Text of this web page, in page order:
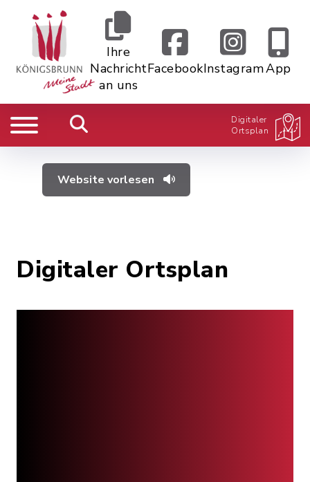
Ihre
Nachricht
an uns
FacebookInstagramApp
Digitaler
Ortsplan
Website vorlesen
Digitaler Ortsplan